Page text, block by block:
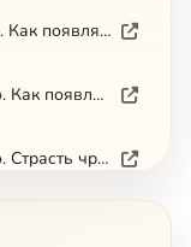
исследуем себя внимательно. Как появляется страсть печали
Исследуем себя внимательно. Как появляется страсть уныния
Исследуем себя внимательно. Страсть чревоугодия